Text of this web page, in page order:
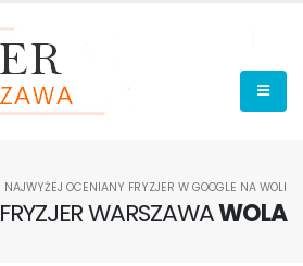
FRYZJER WARSZAWAWOLA
NAJWYŻEJ OCENIANY FRYZJER W GOOGLE NA WOLI